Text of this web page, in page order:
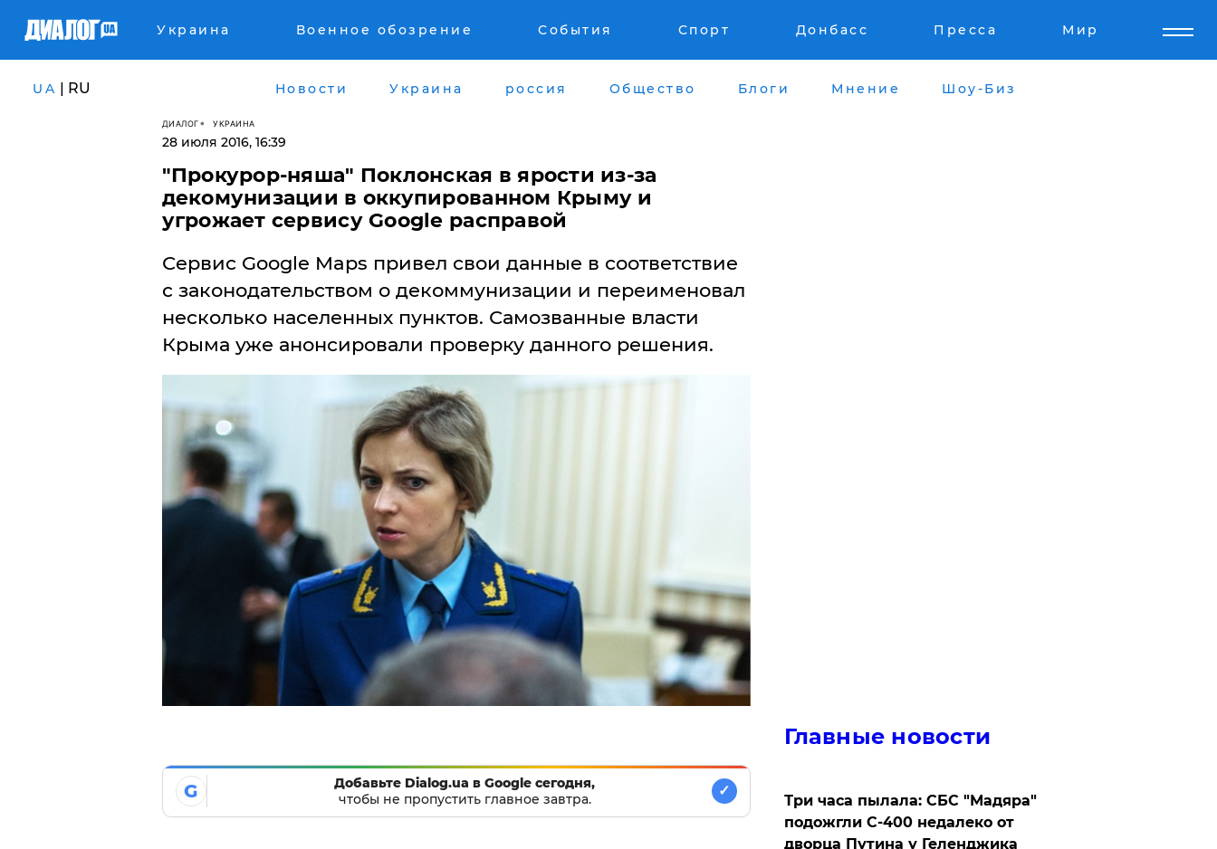
Украина Военное обозрение События Спорт Донбасс Пресса Мир
UA | RU Новости Украина россия Общество Блоги Мнение Шоу-Биз
ДИАЛОГ УКРАИНА
28 июля 2016, 16:39
"Прокурор-няша" Поклонская в ярости из-за
декомунизации в оккупированном Крыму и
угрожает сервису Google расправой
Сервис Google Maps привел свои данные в соответствие
с законодательством о декоммунизации и переименовал
несколько населенных пунктов. Самозванные власти
Крыма уже анонсировали проверку данного решения.
G
Добавьте Dialog.ua в Google сегодня,
чтобы не пропустить главное завтра.
✓
Главные новости
Три часа пылала: СБС "Мадяра"
подожгли С-400 недалеко от
дворца Путина у Геленджика